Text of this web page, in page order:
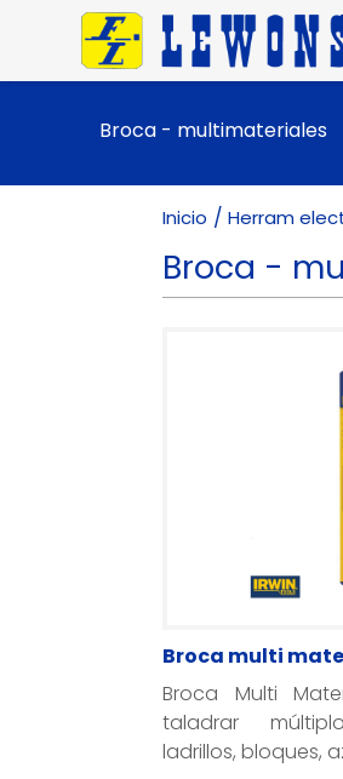
Broca - multimateriales
Inicio Herram
Broca -
Broca multi
Broca Multi
taladrar
ladrillos, bloques,